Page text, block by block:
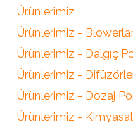
Ürünlerimiz
Ürünlerimiz -
Ürünlerimiz - Dalgıç
Ürünlerimiz -
Ürünlerimiz - Dozaj
Ürünlerimiz -